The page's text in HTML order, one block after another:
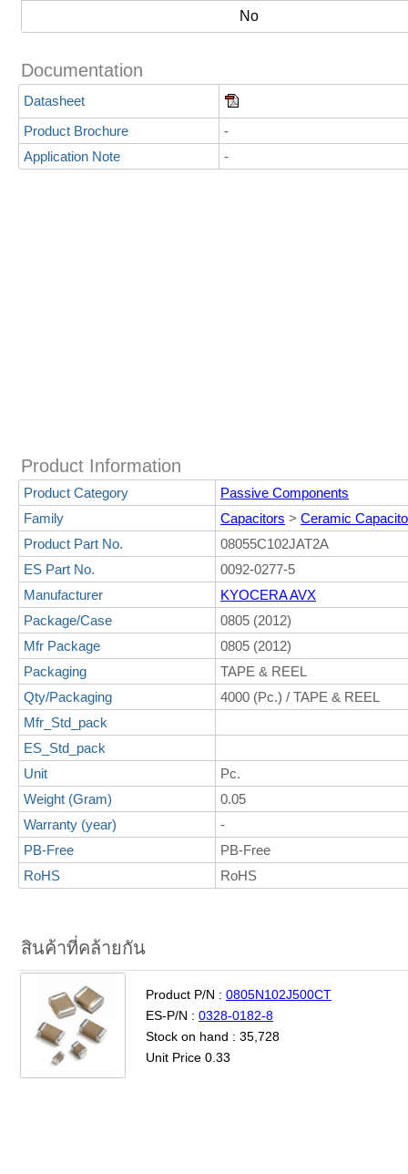
No
Documentation
Datasheet
Product Brochure
-
Application Note
-
Product Information
Product Category
Passive Components
Family
Capacitors > Ceramic
Product Part No.
08055C102JAT2A
ES Part No.
0092-0277-5
Manufacturer
KYOCERA AVX
Package/Case
0805 (2012)
Mfr Package
0805 (2012)
Packaging
TAPE & REEL
Qty/Packaging
4000 (Pc.) / TAPE & REEL
Mfr_Std_pack
ES_Std_pack
Unit
Pc.
Weight (Gram)
0.05
Warranty (year)
-
PB-Free
PB-Free
RoHS
RoHS
สินค้าที่คล้ายกัน
Product P/N : 0805N102J500CT
ES-P/N : 0328-0182-8
Stock on hand : 35,728
Unit Price 0.33